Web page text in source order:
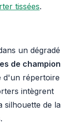
tissées.
un dégradé
de champion
d'un répertoire
intègrent
silhouette de la